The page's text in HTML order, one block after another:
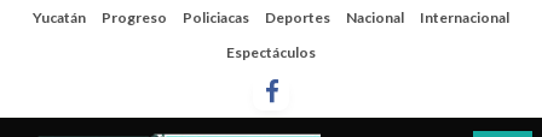
SaltaYucatán Progreso Policiacas Deportes Nacional
Internacional
Espectáculos